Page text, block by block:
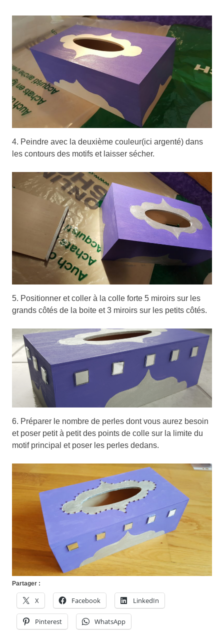
4. Peindre avec la deuxième couleur(ici argenté) dans
les contours des motifs et laisser sécher.
5. Positionner et coller à la colle forte 5 miroirs sur les
grands côtés de la boite et 3 miroirs sur les petits côtés.
6. Préparer le nombre de perles dont vous aurez besoin
et poser petit à petit des points de colle sur la limite du
motif principal et poser les perles dedans.
Partager :
X Facebook LinkedIn
Pinterest WhatsApp